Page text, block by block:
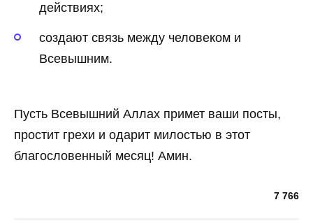
действиях;
создают связь между человеком и
Всевышним.
Пусть Всевышний Аллах примет ваши посты,
простит грехи и одарит милостью в этот
благословенный месяц! Амин.
7 766